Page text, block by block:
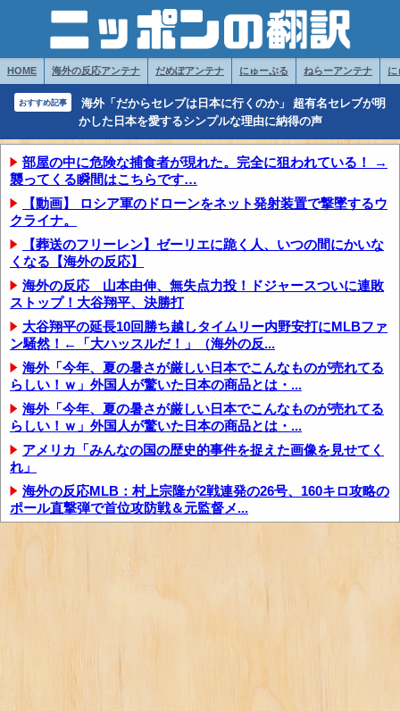
HOME 海外の反応アンテナ だめぽアンテナ にゅーぷる ねらーアンテナ に
おすすめ記事
海外「だからセレブは日本に行くのか」 超有名セレブが明
かした日本を愛するシンプルな理由に納得の声
部屋の中に危険な捕食者が現れた。完全に狙われている！ →
襲ってくる瞬間はこちらです…
【動画】 ロシア軍のドローンをネット発射装置で撃墜するウ
クライナ。
【葬送のフリーレン】ゼーリエに跪く人、いつの間にかいな
くなる【海外の反応】
海外の反応 山本由伸、無失点力投！ドジャースついに連敗
ストップ！大谷翔平、決勝打
大谷翔平の延長10回勝ち越しタイムリー内野安打にMLBファ
ン騒然！←「大ハッスルだ！」（海外の反...
海外「今年、夏の暑さが厳しい日本でこんなものが売れてる
らしい！ｗ」外国人が驚いた日本の商品とは・...
海外「今年、夏の暑さが厳しい日本でこんなものが売れてる
らしい！ｗ」外国人が驚いた日本の商品とは・...
アメリカ「みんなの国の歴史的事件を捉えた画像を見せてく
れ」
海外の反応MLB：村上宗隆が2戦連発の26号、160キロ攻略の
ポール直撃弾で首位攻防戦＆元監督メ...
海外の反応MLB：村上宗隆が2戦連発の26号、160キロ攻略の
ポール直撃弾で首位攻防戦＆元監督メ...
村上宗隆の逆方向第26号ホームランにMLBファン騒然！
←「速球は打てないはずでは？」（海外の反応...
海外「なんてこった！」日本とドイツの病院食のあまりの差
に海外が大騒ぎ
海外「この日本アニメはマジでぶっ飛んでる！ｗ」外国人が